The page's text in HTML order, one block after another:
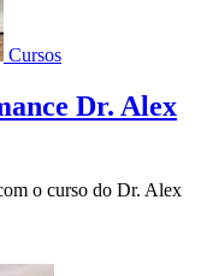
Cursos
Dr. Alex
o curso do Dr. Alex